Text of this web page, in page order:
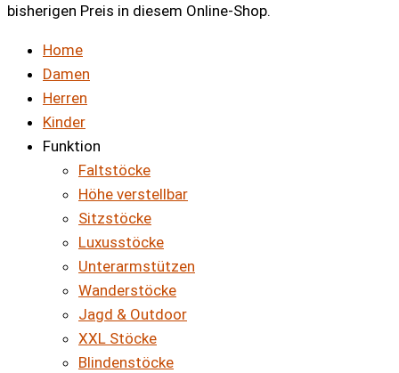
bisherigen Preis in diesem Online-Shop.
Home
Damen
Herren
Kinder
Funktion
Faltstöcke
Höhe verstellbar
Sitzstöcke
Luxusstöcke
Unterarmstützen
Wanderstöcke
Jagd & Outdoor
XXL Stöcke
Blindenstöcke